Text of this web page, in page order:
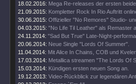
18.02.2016: Mega Re-releases der ersten
21.09.2015: Kompletter Rock In Rio Auftritt
30.06.2015: Offizieller "No Remores" Studio-
04.03.2015: "No Life Til Leather" als Remaster
24.11.2014: "Sad But True" Late-Night-
20.06.2014: Neue Single "Lords Of Summer".
11.04.2014: Mit Alice In Chains, COB und
17.03.2014: Metallica streamen "The Lords Of
15.03.2014: Kündigen ersten neuen Song an.
19.12.2013: Video-Rückblick zur legendären